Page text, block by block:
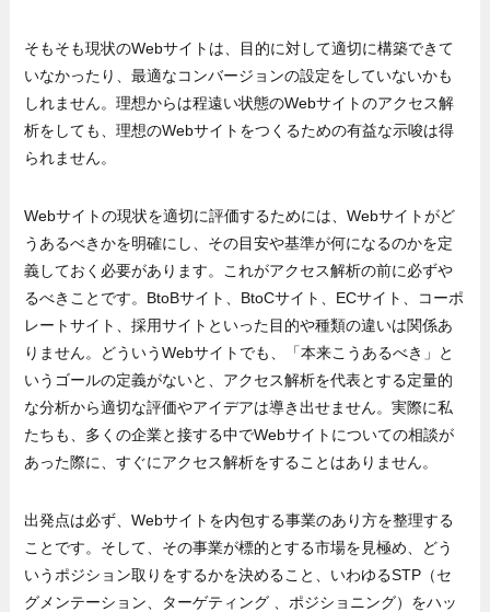
そもそも現状のWebサイトは、目的に対して適切に構築できて
いなかったり、最適なコンバージョンの設定をしていないかも
しれません。理想からは程遠い状態のWebサイトのアクセス解
析をしても、理想のWebサイトをつくるための有益な示唆は得
られません。
Webサイトの現状を適切に評価するためには、Webサイトがど
うあるべきかを明確にし、その目安や基準が何になるのかを定
義しておく必要があります。これがアクセス解析の前に必ずや
るべきことです。BtoBサイト、BtoCサイト、ECサイト、コーポ
レートサイト、採用サイトといった目的や種類の違いは関係あ
りません。どういうWebサイトでも、「本来こうあるべき」と
いうゴールの定義がないと、アクセス解析を代表とする定量的
な分析から適切な評価やアイデアは導き出せません。実際に私
たちも、多くの企業と接する中でWebサイトについての相談が
あった際に、すぐにアクセス解析をすることはありません。
出発点は必ず、Webサイトを内包する事業のあり方を整理する
ことです。そして、その事業が標的とする市場を見極め、どう
いうポジション取りをするかを決めること、いわゆるSTP（セ
グメンテーション、ターゲティング 、ポジショニング）をハッ